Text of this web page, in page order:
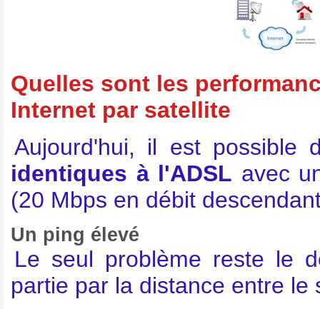
Quelles sont les
Internet par satellite
Aujourd'hui, il est possible
identiques à l'ADSL avec
(20 Mbps en débit
Un ping élevé
Le seul problème reste le
partie par la distance entre